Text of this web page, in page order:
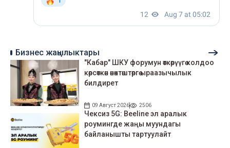
Бизнес жаңылыктары
"Кабар" ШКУ форумун өткөрүүгө колдоо
көрсөткөн өнөктөштөргө ыраазычылык
билдирет
09 Август 2026 2506
Чексиз 5G: Beeline эл аралык
роумингде жаңы муундагы
байланышты тартуулайт